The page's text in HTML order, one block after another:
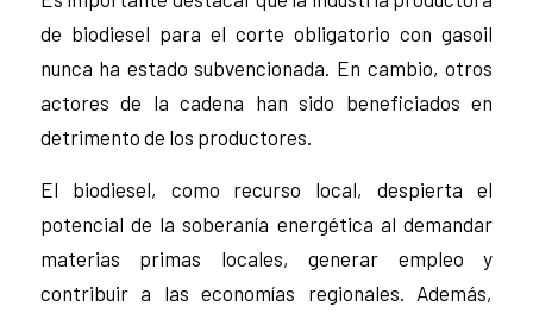
de biodiesel para el corte obligatorio con gasoil
nunca ha estado subvencionada. En cambio, otros
actores de la cadena han sido beneficiados en
detrimento de los productores.
El biodiesel, como recurso local, despierta el
potencial de la soberanía energética al demandar
materias primas locales, generar empleo y
contribuir a las economías regionales. Además,